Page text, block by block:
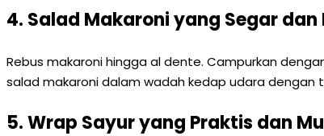
4. Salad Makaroni yang Segar dan
Rebus makaroni hingga al dente. Campurkan
salad makaroni dalam wadah kedap udara dengan
5. Wrap Sayur yang Praktis dan